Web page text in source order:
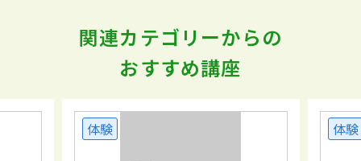
関連カテゴリーからの
おすすめ講座
体験 体験